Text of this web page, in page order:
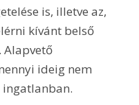
is, illetve az,
kívánt belső
Alapvető
ideig nem